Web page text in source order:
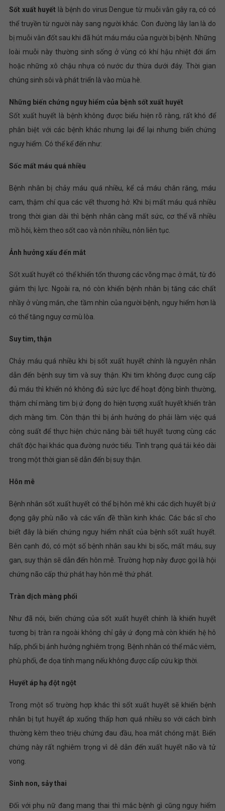
Sốt xuất huyết là bệnh do virus Dengue từ muỗi vằn gây ra, có có
thể truyền từ người này sang người khác. Con đường lây lan là do
bị muỗi vằn đốt sau khi đã hút máu máu của người bị bệnh. Những
loài muỗi này thường sinh sống ở vùng có khí hậu nhiệt đới ẩm
hoặc những xô chậu nhựa có nước dư thừa dưới đáy. Thời gian
chúng sinh sôi và phát triển là vào mùa hè.
Những biến chứng nguy hiểm của bệnh sốt xuất huyết
Sốt xuất huyết là bệnh không được biểu hiện rõ ràng, rất khó để
phân biệt với các bệnh khác nhưng lại để lại nhưng biến chứng
nguy hiểm. Có thể kể đến như:
Sốc mất máu quá nhiều
Bệnh nhân bị chảy máu quá nhiều, kể cả máu chân răng, máu
cam, thậm chí qua các vết thương hở. Khi bị mất máu quá nhiều
trong thời gian dài thì bệnh nhân càng mất sức, cơ thể vã nhiều
mồ hôi, kèm theo sốt cao và nôn nhiều, nôn liên tục.
Ảnh hưởng xấu đến mắt
Sốt xuất huyết có thể khiến tổn thương các võng mạc ở mắt, từ đó
giảm thị lực. Ngoài ra, nó còn khiến bệnh nhân bị tăng các chất
nhầy ở vùng mắn, che tầm nhìn của người bệnh, nguy hiểm hơn là
có thể tăng nguy cơ mù lòa.
Suy tim, thận
Chảy máu quá nhiều khi bị sốt xuất huyết chính là nguyên nhân
dẫn đến bệnh suy tim và suy thận. Khi tim không được cung cấp
đủ máu thì khiến nó không đủ sức lực để hoạt động bình thường,
thậm chí màng tim bị ứ đọng do hiện tượng xuất huyết khiến tràn
dịch màng tim. Còn thận thì bị ảnh hưởng do phải làm việc quá
công suất để thực hiện chức năng bài tiết huyết tương cùng các
chất độc hại khác qua đường nước tiểu. Tình trạng quá tải kéo dài
trong một thời gian sẽ dẫn đến bị suy thận.
Hôn mê
Bệnh nhân sốt xuất huyết có thể bị hôn mê khi các dịch huyết bị ứ
đọng gây phù não và các vấn đề thần kinh khác. Các bác sĩ cho
biết đây là biến chứng nguy hiểm nhất của bệnh sốt xuất huyết.
Bên cạnh đó, có một số bệnh nhân sau khi bị sốc, mất máu, suy
gan, suy thận sẽ dẫn đến hôn mê. Trường hợp này được gọi là hội
chứng não cấp thứ phát hay hôn mê thứ phát.
Tràn dịch màng phổi
Như đã nói, biến chứng của sốt xuất huyết chính là khiến huyết
tương bị tràn ra ngoài không chỉ gây ứ đọng mà còn khiến hệ hô
hấp, phổi bị ảnh hưởng nghiêm trọng. Bệnh nhân có thể mắc viêm,
phù phổi, đe dọa tính mạng nếu không được cấp cứu kịp thời.
Huyết áp hạ đột ngột
Trong một số trường hợp khác thì sốt xuất huyết sẽ khiến bệnh
nhân bị tụt huyết áp xuống thấp hơn quá nhiều so với cách bình
thường kèm theo triệu chứng đau đầu, hoa mắt chóng mặt. Biến
chứng này rất nghiêm trọng vì dễ dẫn đến xuất huyết não và tử
vong.
Sinh non, sảy thai
Đối với phụ nữ đang mang thai thì mắc bệnh gì cũng nguy hiểm